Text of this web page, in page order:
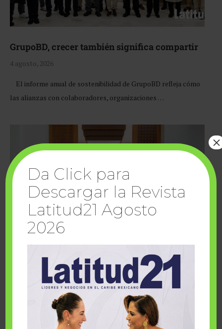
GrupoBD, crecer también significa compartir
4 agosto, 2026
El informe anual de sostenibilidad de GrupoBD refleja cómo
las alianzas con colaboradores, organizaciones …
Cuando la solidaridad inspira; cumplen
sueños Fairmont Mayakoba y Make-A-Wish
Da Click para
Descargar la Revista
Latitud21 Agosto
2026
×